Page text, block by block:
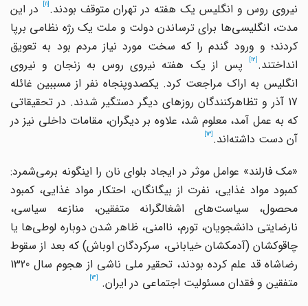
نیروی روس و انگلیس یک هفته در تهران متوقف بودند. در این
مدت، انگلیسی‌ها برای ترساندن دولت و ملت یک رژه نظامی برپا
کردند؛ و ورود گندم را که سخت مورد نیاز مردم بود به تعویق
انداختند. پس از یک هفته نیروی روس به زنجان و نیروی
انگلیس به اراک مراجعت کرد. یکصدوپنجاه نفر از مسببین غائله
17 آذر و تظاهرکنندگان روزهای دیگر دستگیر شدند. در تحقیقاتی
که به عمل آمد، معلوم شد، علاوه بر دیگران، مقامات داخلی نیز در
آن دست داشته‌اند.
«مک فارلند» عوامل موثر در ایجاد بلوای نان را اینگونه برمی‌شمرد:
کمبود مواد غذایی، نفرت از بیگانگان، احتکار مواد غذایی، کمبود
محصول، سیاست‌های اشغالگرانه متفقین، منازعه سیاسی،
نارضایتی دانشجویان، تورم، ناامنی، ظاهر شدن دوباره لوطی‌ها یا
چاقوکشان (آدمکشان خیابانی، سرکردگان اوباش) که بعد از سقوط
رضاشاه قد علم کرده بودند، تحقیر ملی ناشی از هجوم سال 1320
متفقین و فقدان مسئولیت اجتماعی در ایران.